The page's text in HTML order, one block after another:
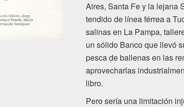
Aires, Santa Fe y la lejana
tendido de línea férrea a
salinas en La Pampa,
un sólido Banco que llevó
pesca de ballenas en las
aprovecharlas
libro.
Pero sería una limitación